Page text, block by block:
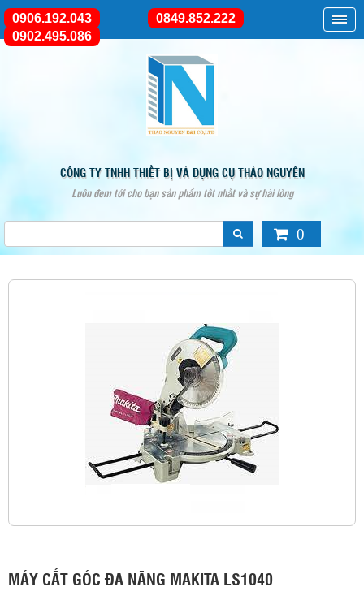
CÔNG TY TNHH THIẾT BỊ VÀ DỤNG CỤ THẢO NGUYÊN
Luôn đem tới cho bạn sản phẩm tốt nhất và sự hài lòng
0906.192.043
0849.852.222
0902.495.086
0
MÁY CẮT GÓC ĐA NĂNG MAKITA LS1040